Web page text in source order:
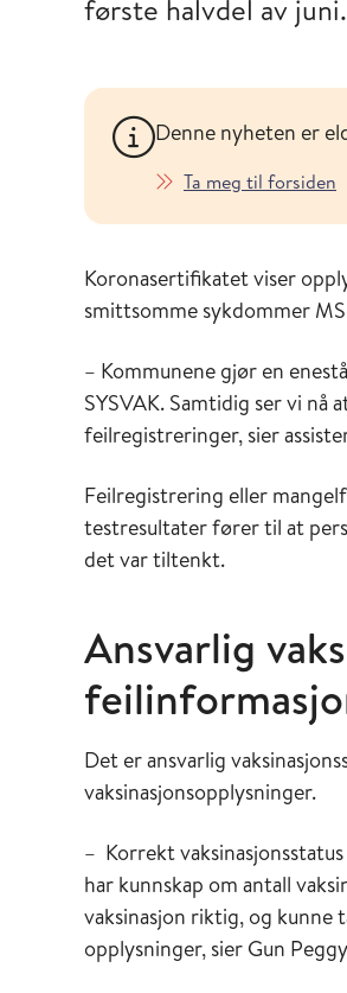
første halvdel av juni.
Denne nyheten er
Ta meg til forsiden
Koronasertifikatet viser
smittsomme sykdommer
– Kommunene gjør en
SYSVAK. Samtidig ser vi
feilregistreringer, sier
Feilregistrering eller
testresultater fører til at
det var tiltenkt.
Ansvarlig
Det er ansvarlig
vaksinasjonsopplysninger.
– Korrekt
har kunnskap om antall
vaksinasjon riktig, og
opplysninger, sier Gun